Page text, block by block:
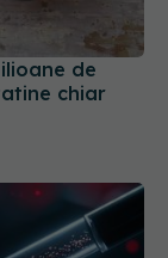
de
chiar